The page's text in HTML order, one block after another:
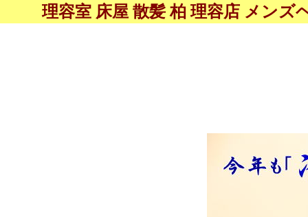
理容室 床屋 散髪 柏 理容店 メン